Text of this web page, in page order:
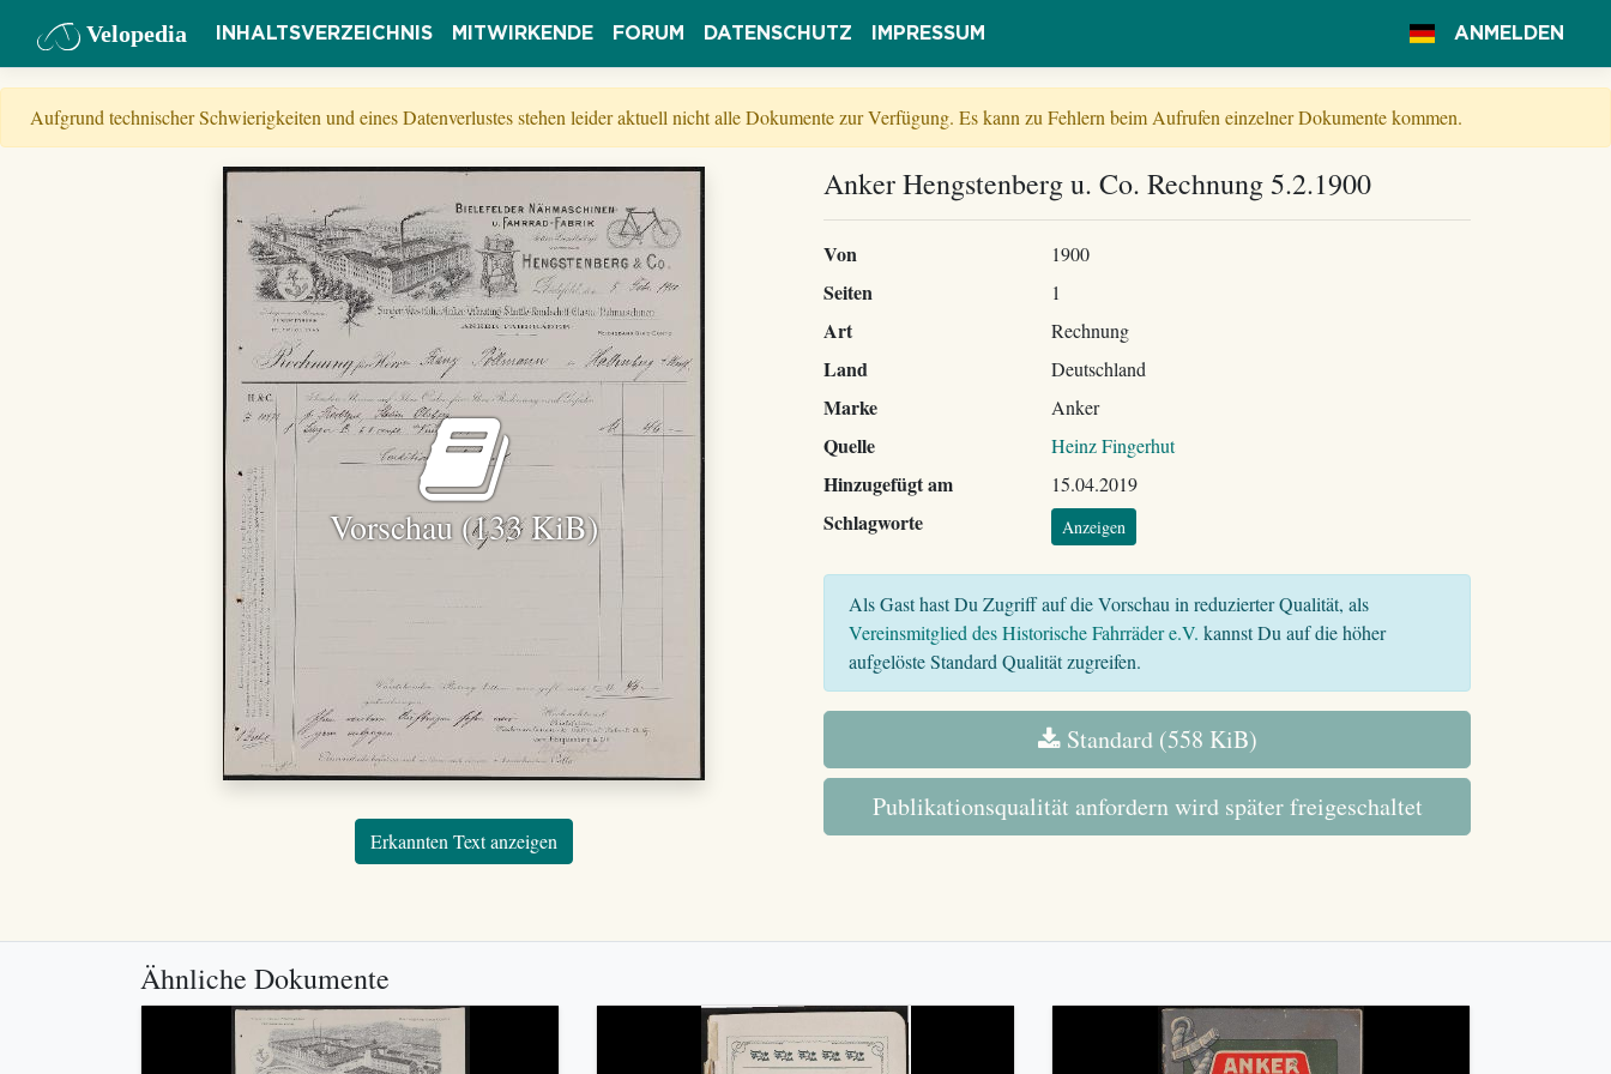
Velopedia INHALTSVERZEICHNIS MITWIRKENDE FORUM DATENSCHUTZ IMPRESSUM ANMELDEN
Aufgrund technischer Schwierigkeiten und eines Datenverlustes stehen leider aktuell nicht alle Dokumente zur Verfügung. Es kann zu Fehlern beim Aufrufen einzelner Dokumente kommen.
Vorschau (133 KiB)
Erkannten Text anzeigen
Anker Hengstenberg u. Co. Rechnung 5.2.1900
Von 1900
Seiten 1
Art Rechnung
Land Deutschland
Marke Anker
Quelle Heinz Fingerhut
Hinzugefügt am 15.04.2019
Schlagworte Anzeigen
Als Gast hast Du Zugriff auf die Vorschau in reduzierter Qualität, als
Vereinsmitglied des Historische Fahrräder e.V. kannst Du auf die höher
aufgelöste Standard Qualität zugreifen.
Standard (558 KiB)
Publikationsqualität anfordern wird später freigeschaltet
Ähnliche Dokumente